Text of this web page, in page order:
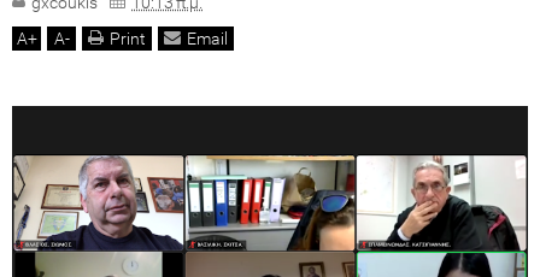
A+ A- Print Email